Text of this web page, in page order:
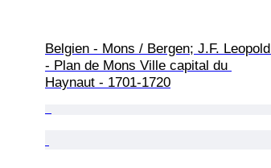
Belgien - Mons / Bergen; J.F. Leopold
- Plan de Mons Ville capital du
Haynaut - 1701-1720